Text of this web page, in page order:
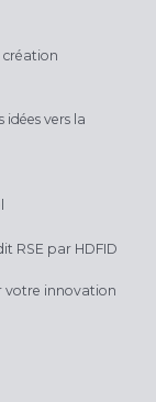
vers la
RSE par HDFID
votre innovation